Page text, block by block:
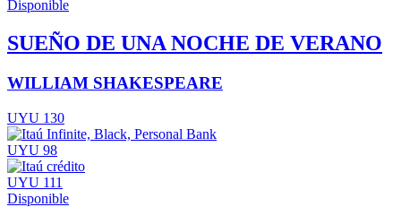
Disponible
SUEÑO DE UNA NOCHE DE VERANO
WILLIAM SHAKESPEARE
UYU 130
UYU 98
UYU 111
Disponible